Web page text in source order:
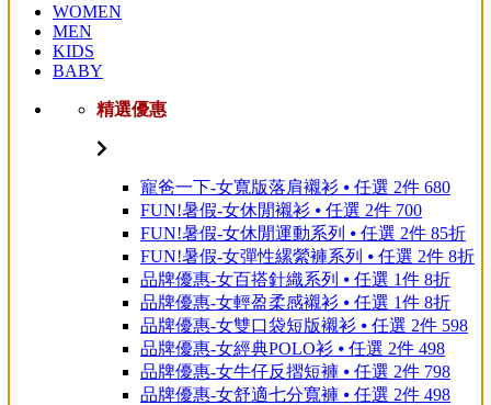
WOMEN
MEN
KIDS
BABY
精選優惠
寵爸一下-女寬版落肩襯衫 ⦁ 任選 2件 680
FUN!暑假-女休閒襯衫 ⦁ 任選 2件 700
FUN!暑假-女休閒運動系列 ⦁ 任選 2件 85折
FUN!暑假-女彈性縲縈褲系列 ⦁ 任選 2件 8折
品牌優惠-女百搭針織系列 ⦁ 任選 1件 8折
品牌優惠-女輕盈柔感襯衫 ⦁ 任選 1件 8折
品牌優惠-女雙口袋短版襯衫 ⦁ 任選 2件 598
品牌優惠-女經典POLO衫 ⦁ 任選 2件 498
品牌優惠-女牛仔反摺短褲 ⦁ 任選 2件 798
品牌優惠-女舒適七分寬褲 ⦁ 任選 2件 498